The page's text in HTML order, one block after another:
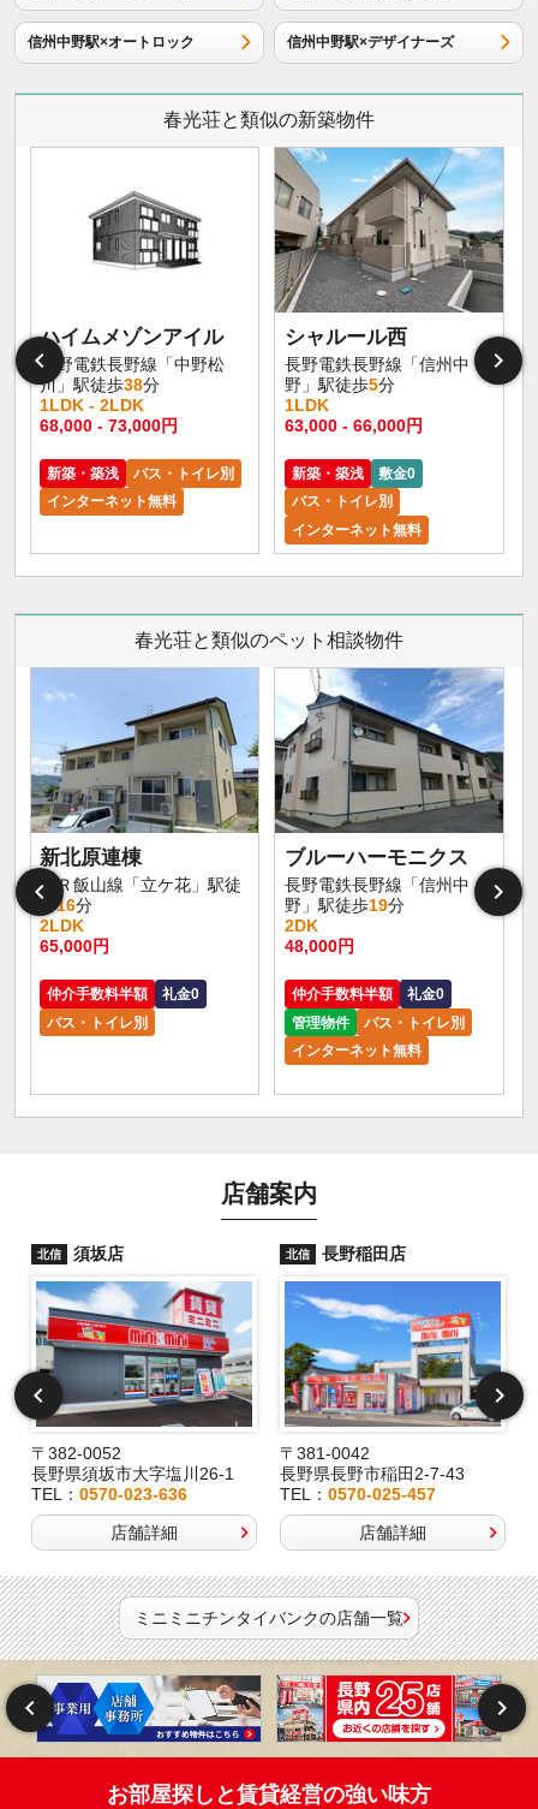
信州中野駅×オートロック 信州中野駅×デザイナーズ
春光荘と類似の新築物件
ハイムメゾンアイル
長野電鉄長野線「中野松
川」駅徒歩38分
1LDK - 2LDK
68,000 - 73,000円
新築・築浅
バス・トイレ別
インターネット無料
シャルール西
長野電鉄長野線「信州中
野」駅徒歩5分
1LDK
63,000 - 66,000円
新築・築浅
敷金0
バス・トイレ別
インターネット無料
春光荘と類似のペット相談物件
新北原連棟
ＪＲ飯山線「立ケ花」駅徒
歩16分
2LDK
65,000円
仲介手数料半額
礼金0
バス・トイレ別
ブルーハーモニクス
長野電鉄長野線「信州中
野」駅徒歩19分
2DK
48,000円
仲介手数料半額
礼金0
管理物件
バス・トイレ別
インターネット無料
店舗案内
北信 須坂店
〒382-0052
長野県須坂市大字塩川26-1
TEL：0570-023-636
店舗詳細
北信 長野稲田店
〒381-0042
長野県長野市稲田2-7-43
TEL：0570-025-457
店舗詳細
ミニミニチンタイバンクの店舗一覧
お部屋探しと賃貸経営の強い味方